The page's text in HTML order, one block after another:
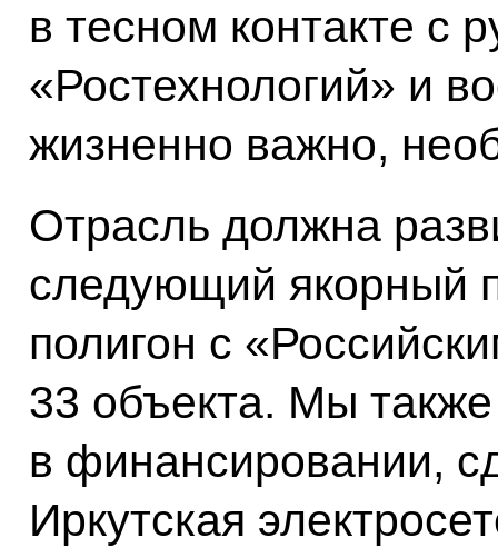
в тесном контакте с
«Ростехнологий» и
жизненно важно,
Отрасль должна
следующий якорный
полигон с
33 объекта. Мы
в финансировании,
Иркутская